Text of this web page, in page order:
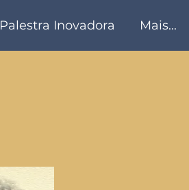
Palestra Inovadora Mais...